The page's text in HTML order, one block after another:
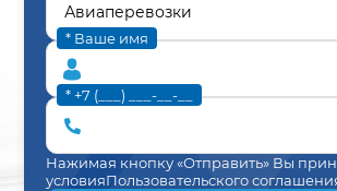
* Ваше имя
* +7 (___) ___-__-__
Нажимая кнопку «Отправить» Вы
условияПользовательского